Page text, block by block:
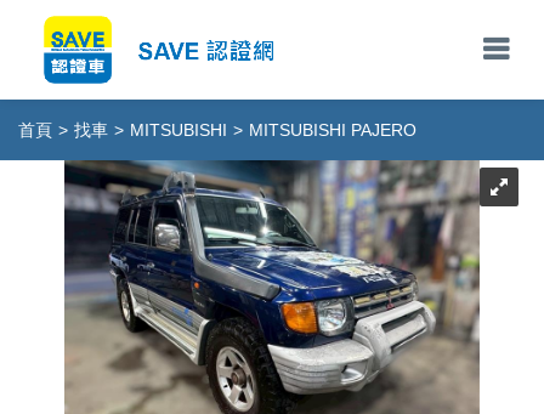
首頁 > 找車 > MITSUBISHI > MITSUBISHI PAJERO